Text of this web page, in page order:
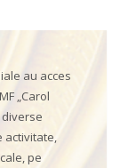
au acces
„Carol
pe